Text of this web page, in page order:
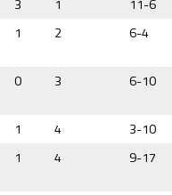
3 1
11-6
1 2 6-4
0 3 6-10
1 4
3-10
1 4 9-17